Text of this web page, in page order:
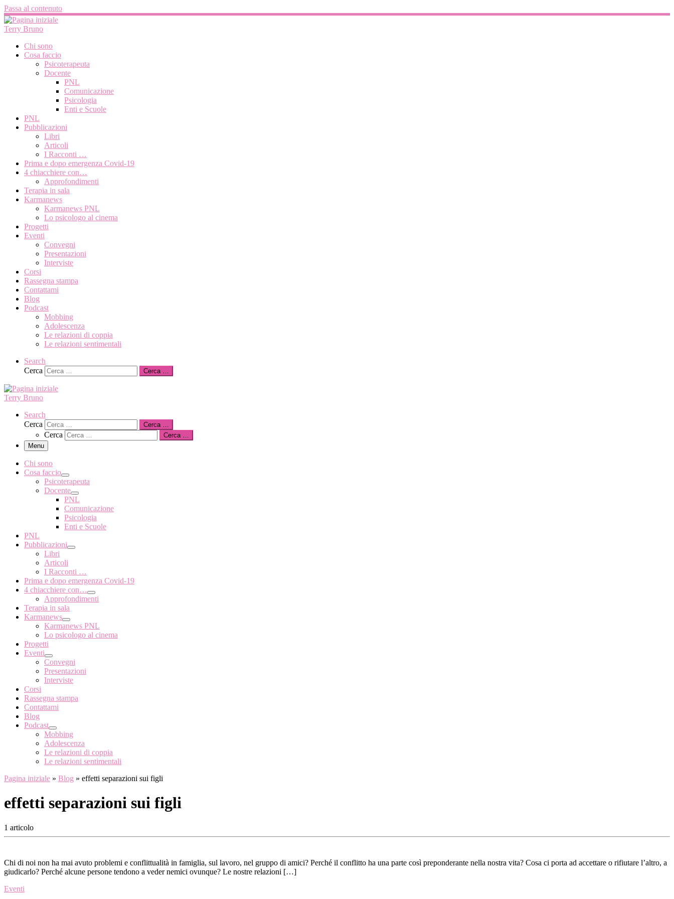
Passa al contenuto
Terry Bruno
Chi sono
Cosa faccio
Psicoterapeuta
Docente
PNL
Comunicazione
Psicologia
Enti e Scuole
PNL
Pubblicazioni
Libri
Articoli
I Racconti …
Prima e dopo emergenza Covid-19
4 chiacchiere con…
Approfondimenti
Terapia in sala
Karmanews
Karmanews PNL
Lo psicologo al cinema
Progetti
Eventi
Convegni
Presentazioni
Interviste
Corsi
Rassegna stampa
Contattami
Blog
Podcast
Mobbing
Adolescenza
Le relazioni di coppia
Le relazioni sentimentali
Search
Cerca
Cerca …
Terry Bruno
Search
Cerca
Cerca …
Cerca
Cerca …
Menu
Chi sono
Cosa faccio
Psicoterapeuta
Docente
PNL
Comunicazione
Psicologia
Enti e Scuole
PNL
Pubblicazioni
Libri
Articoli
I Racconti …
Prima e dopo emergenza Covid-19
4 chiacchiere con…
Approfondimenti
Terapia in sala
Karmanews
Karmanews PNL
Lo psicologo al cinema
Progetti
Eventi
Convegni
Presentazioni
Interviste
Corsi
Rassegna stampa
Contattami
Blog
Podcast
Mobbing
Adolescenza
Le relazioni di coppia
Le relazioni sentimentali
Pagina iniziale » Blog » effetti separazioni sui figli
effetti separazioni sui figli
1 articolo
Chi di noi non ha mai avuto problemi e conflittualità in famiglia, sul lavoro, nel gruppo di amici? Perché il conflitto ha una parte così preponderante nella nostra vita? Cosa ci porta ad accettare o rifiutare l’altro, a
giudicarlo? Perché alcune persone tendono a veder nemici ovunque? Le nostre relazioni […]
Eventi